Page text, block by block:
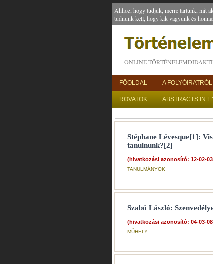
Ahhoz, hogy tudjuk, merre tartunk, mit
tudnunk kell, hogy kik vagyunk és
ONLINE
FŐOLDAL A FOLYÓIRATRÓL
ROVATOK ABSTRACTS IN
Stéphane Lévesque[1]:
tanulnunk?[2]
(hivatkozási azonosító: 12-02-
TANULMÁNYOK
Szabó László:
(hivatkozási azonosító: 04-03-
MŰHELY